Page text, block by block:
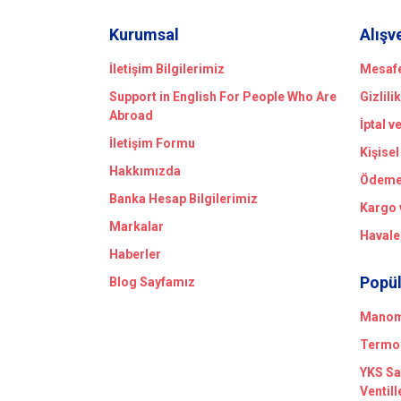
Kurumsal
İletişim Bilgilerimiz
Support in English For People Who Are
Abroad
İletişim Formu
Hakkımızda
Banka Hesap Bilgilerimiz
Markalar
Haberler
Blog Sayfamız
İptal
Kargo
YKS